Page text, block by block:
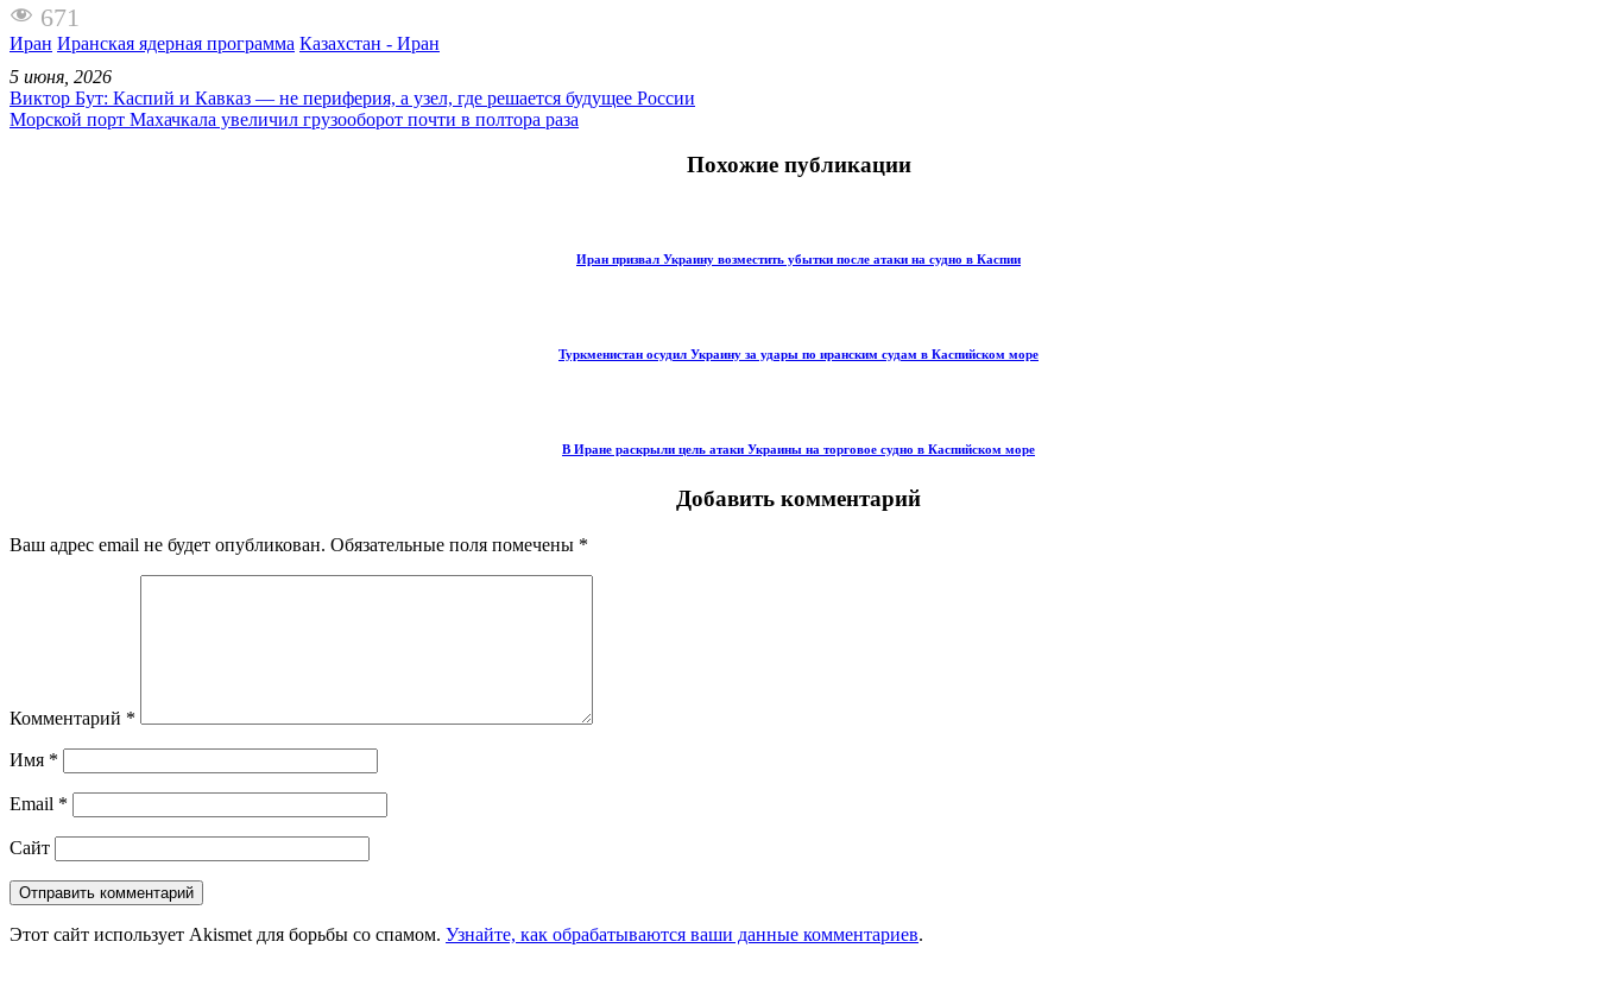
671
Иран Иранская ядерная программа Казахстан - Иран
5 июня, 2026
Виктор Бут: Каспий и Кавказ — не периферия, а узел, где решается будущее России
Морской порт Махачкала увеличил грузооборот почти в полтора раза
Похожие публикации
Иран призвал Украину возместить убытки после атаки на судно в Каспии
Туркменистан осудил Украину за удары по иранским судам в Каспийском море
В Иране раскрыли цель атаки Украины на торговое судно в Каспийском море
Добавить комментарий
Ваш адрес email не будет опубликован. Обязательные поля помечены *
Комментарий *
Имя *
Email *
Сайт
Этот сайт использует Akismet для борьбы со спамом. Узнайте, как обрабатываются ваши данные комментариев.